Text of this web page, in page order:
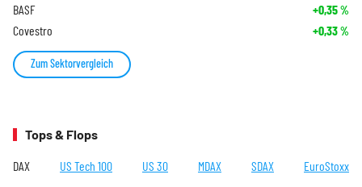
BASF +0,35%
Covestro +0,33%
Zum Sektorvergleich
Tops & Flops
DAX US Tech 100 US 30 MDAX SDAX EuroStoxx